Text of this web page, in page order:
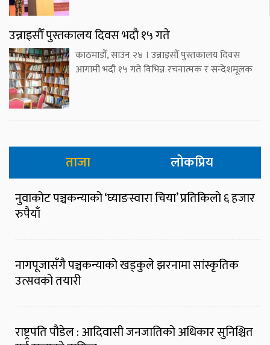
उन्नाइसौँ पुस्तकालय दिवस भदौ १५ गते
काठमाडौँ, साउन २४ । उन्नाइसौँ पुस्तकालय दिवस
आगामी भदौ १५ गते विभिन्न रचनात्मक र सन्देशमूलक
ताजा लोकप्रिय
नुवाकोट पञ्चकन्याको ‘घ्याङस्वारा चिया’ प्रतिकिलो ६ हजार
रुपैयाँ
नागपूजासँगै पञ्चकन्याको खड्कुले झरनामा सांस्कृतिक
उत्सवको तयारी
राष्ट्रपति पौडेल : आदिवासी जनजातिको अधिकार सुनिश्चित